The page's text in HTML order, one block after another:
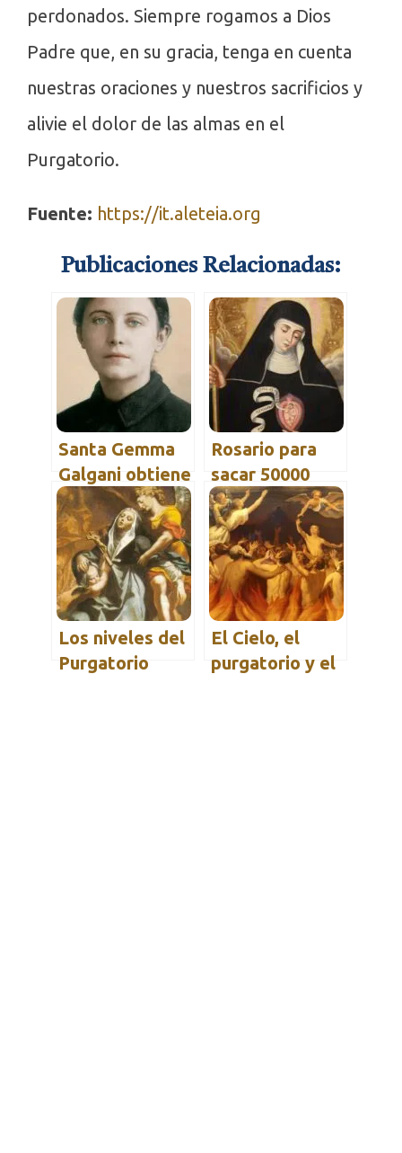
perdonados. Siempre rogamos a Dios
Padre que, en su gracia, tenga en cuenta
nuestras oraciones y nuestros sacrificios y
alivie el dolor de las almas en el
Purgatorio.
Fuente: https://it.aleteia.org
Publicaciones Relacionadas:
Santa Gemma
Galgani obtiene
el alivio de un
alma en el
Purgatorio
Rosario para
sacar 50000
almas del
Purgatorio
Los niveles del
Purgatorio
El Cielo, el
purgatorio y el